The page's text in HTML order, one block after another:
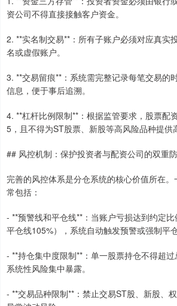
资公司不得直接接触客户资金。
2. **实名制交易**：所有子账户必须对应真实
名或虚假账户。
3. **交易留痕**：系统需完整记录每笔交易的
信息，便于事后追溯。
4. **杠杆比例限制**：根据监管要求，股票配
5，且不得为ST股票、新股等高风险品种提供
## 风控机制：保护投资者与配资公司的双重
完善的风控体系是分仓系统的核心价值所在
常包括：
- **预警线和平仓线**：当账户亏损达到约定比
平仓线105%），系统自动触发预警或强制平
- **持仓集中度限制**：单一股票持仓不得超
系统性风险集中暴露。
- **交易品种限制**：禁止交易ST股、新股、